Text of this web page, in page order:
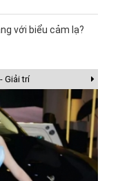
với biểu cảm lạ?
Giải trí